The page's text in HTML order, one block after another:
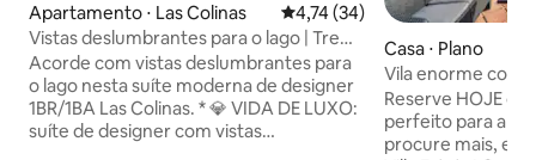
Apartamento ⋅ Las Colinas 4,74 de uma avaliação média
4,74 (34)
Vistas deslumbrantes para o lago | Trem
DART | Academia e piscina
Acorde com vistas deslumbrantes para
o lago nesta suíte moderna de designer
1BR/1BA Las Colinas. * 💎 VIDA DE LUXO:
suíte de designer com vistas
Casa ⋅ Plano
Vila enorme com
pingue-pongue e
Reserve HOJE o
perfeito para a
procure mais,